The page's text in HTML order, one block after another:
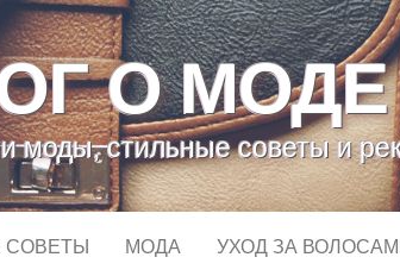
О МОДЕ
моды, стильные советы и
МОДА УХОД ЗА